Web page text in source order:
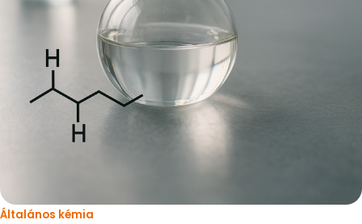
Általános kémia